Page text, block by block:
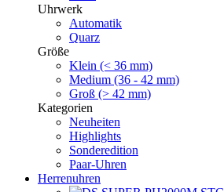
Uhrwerk
Automatik
Quarz
Größe
Klein (< 36 mm)
Medium (36 - 42 mm)
Groß (> 42 mm)
Kategorien
Neuheiten
Highlights
Sonderedition
Paar-Uhren
Herrenuhren